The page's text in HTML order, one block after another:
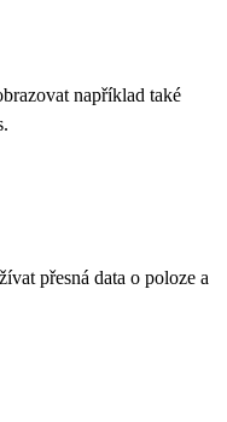
například také
.
přesná data o poloze a